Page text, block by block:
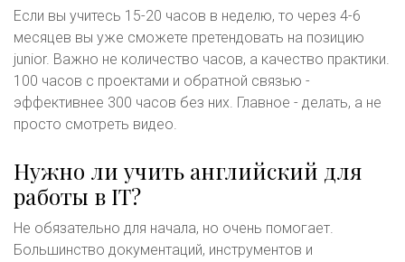
Если вы учитесь 15-20 часов в неделю, то через 4-6
месяцев вы уже сможете претендовать на позицию
junior. Важно не количество часов, а качество практики.
100 часов с проектами и обратной связью -
эффективнее 300 часов без них. Главное - делать, а не
просто смотреть видео.
Нужно ли учить английский для
работы в IT?
Не обязательно для начала, но очень помогает.
Большинство документаций, инструментов и